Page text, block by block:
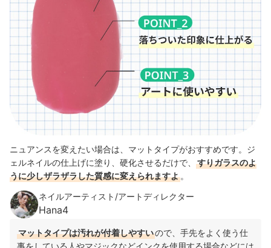
ニュアンスを変えたい場合は、マットタイプがおすすめです。 ジ
ェルネイルの仕上げに塗り、硬化させるだけで、
すりガラスのよ
うに少しザラザラした質感に変えられますよ 。
ネイルアーティスト/アートディレクター
Hana4
マットタイプは汚れが付着しやすいので、手先をよく使う仕
事をしている人やマジックなどインクを使用する場合などには